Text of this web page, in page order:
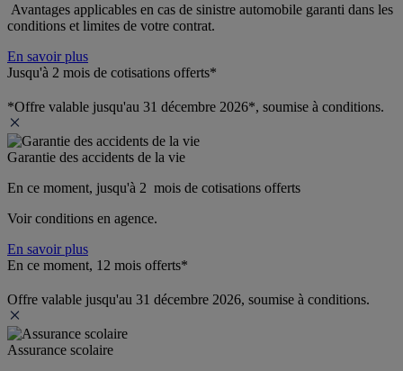
Avantages applicables en cas de sinistre automobile garanti dans les
conditions et limites de votre contrat.
En savoir plus
Jusqu'à 2 mois de cotisations offerts*
*Offre valable jusqu'au 31 décembre 2026*, soumise à conditions.
Garantie des accidents de la vie
En ce moment, jusqu'à 2  mois de cotisations offerts
Voir conditions en agence.
En savoir plus
En ce moment, 12 mois offerts*
Offre valable jusqu'au 31 décembre 2026, soumise à conditions.
Assurance scolaire